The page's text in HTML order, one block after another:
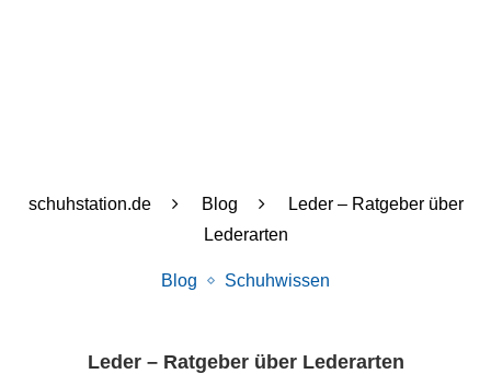
schuhstation.de Blog
Leder – Ratgeber über
Lederarten
Blog Schuhwissen
Leder – Ratgeber über Lederarten